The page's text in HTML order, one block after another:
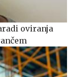
oviranja